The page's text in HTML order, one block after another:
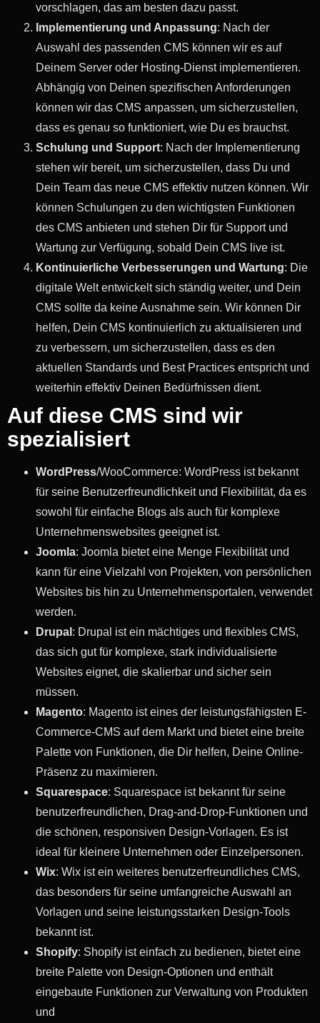
vorschlagen, das am besten dazu passt.
Implementierung und Anpassung: Nach der
Auswahl des passenden CMS können wir es auf
Deinem Server oder Hosting-Dienst implementieren.
Abhängig von Deinen spezifischen Anforderungen
können wir das CMS anpassen, um sicherzustellen,
dass es genau so funktioniert, wie Du es brauchst.
Schulung und Support: Nach der Implementierung
stehen wir bereit, um sicherzustellen, dass Du und
Dein Team das neue CMS effektiv nutzen können. Wir
können Schulungen zu den wichtigsten Funktionen
des CMS anbieten und stehen Dir für Support und
Wartung zur Verfügung, sobald Dein CMS live ist.
Kontinuierliche Verbesserungen und Wartung: Die
digitale Welt entwickelt sich ständig weiter, und Dein
CMS sollte da keine Ausnahme sein. Wir können Dir
helfen, Dein CMS kontinuierlich zu aktualisieren und
zu verbessern, um sicherzustellen, dass es den
aktuellen Standards und Best Practices entspricht und
weiterhin effektiv Deinen Bedürfnissen dient.
Auf diese CMS sind wir
spezialisiert
WordPress/WooCommerce: WordPress ist bekannt
für seine Benutzerfreundlichkeit und Flexibilität, da es
sowohl für einfache Blogs als auch für komplexe
Unternehmenswebsites geeignet ist.
Joomla: Joomla bietet eine Menge Flexibilität und
kann für eine Vielzahl von Projekten, von persönlichen
Websites bis hin zu Unternehmensportalen, verwendet
werden.
Drupal : Drupal ist ein mächtiges und flexibles CMS,
das sich gut für komplexe, stark individualisierte
Websites eignet, die skalierbar und sicher sein
müssen.
Magento: Magento ist eines der leistungsfähigsten E-
Commerce-CMS auf dem Markt und bietet eine breite
Palette von Funktionen, die Dir helfen, Deine Online-
Präsenz zu maximieren.
Squarespace: Squarespace ist bekannt für seine
benutzerfreundlichen, Drag-and-Drop-Funktionen und
die schönen, responsiven Design-Vorlagen. Es ist
ideal für kleinere Unternehmen oder Einzelpersonen.
Wix: Wix ist ein weiteres benutzerfreundliches CMS,
das besonders für seine umfangreiche Auswahl an
Vorlagen und seine leistungsstarken Design-Tools
bekannt ist.
Shopify: Shopify ist einfach zu bedienen, bietet eine
breite Palette von Design-Optionen und enthält
eingebaute Funktionen zur Verwaltung von Produkten
und